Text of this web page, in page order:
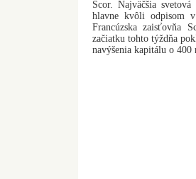
Scor. Najväčšia
hlavne kvôli odpisom
Francúzska zaisťovňa
začiatku tohto týždňa
navýšenia kapitálu o 400